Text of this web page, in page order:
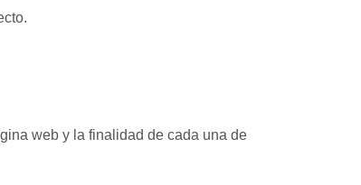
web y la finalidad de cada una de